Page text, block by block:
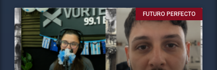
FUTURO PERFECTO